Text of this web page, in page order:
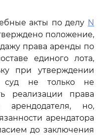
акты по делу N
положение,
права аренды по
единого лота,
при утверждении
суд не только не
реализации права
но,
арендатора
до заключения